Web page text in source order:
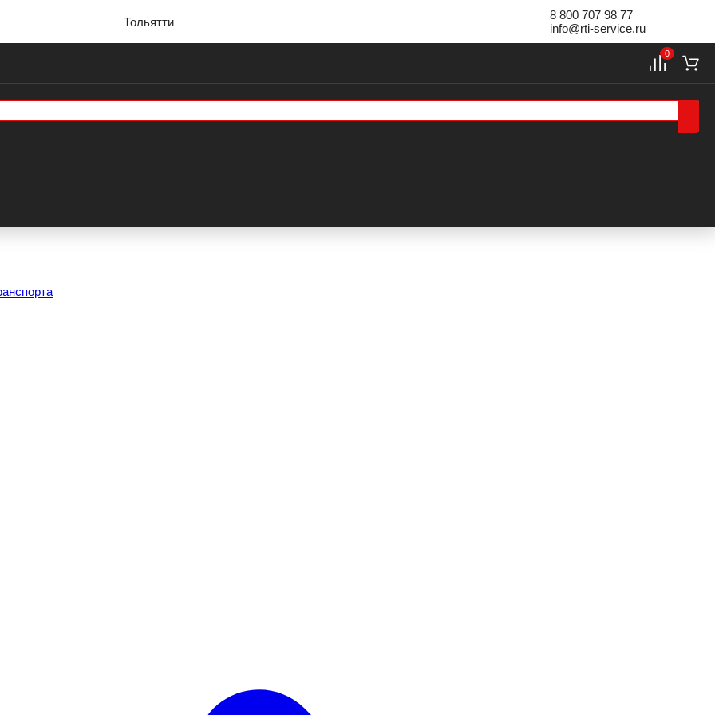
Тольятти
8 800 707 98 77
info@rti-service.ru
0